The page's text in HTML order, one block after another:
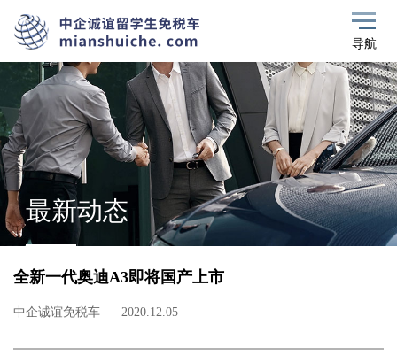
导航
最新动态
全新一代奥迪A3即将国产上市
中企诚谊免税车 2020.12.05